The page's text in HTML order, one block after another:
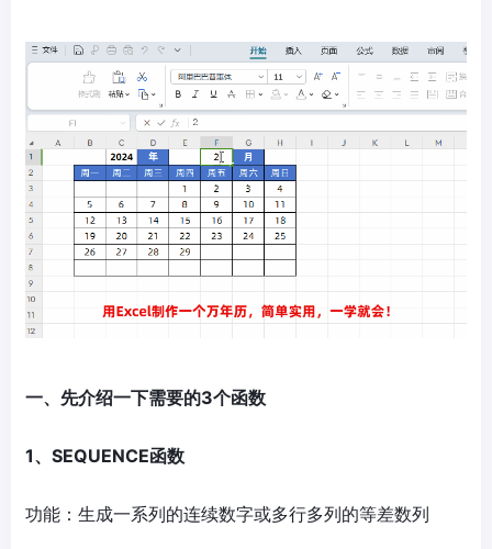
一、先介绍一下需要的3个函数
1、SEQUENCE函数
功能：生成一系列的连续数字或多行多列的等差数列